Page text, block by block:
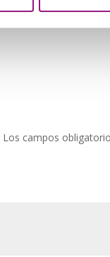
Los campos